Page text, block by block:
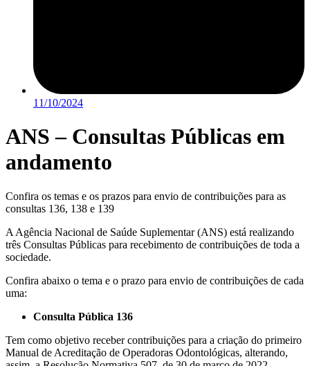
11/10/2024
ANS – Consultas Públicas em
andamento
Confira os temas e os prazos para envio de contribuições para as
consultas 136, 138 e 139
A Agência Nacional de Saúde Suplementar (ANS) está realizando
três Consultas Públicas para recebimento de contribuições de toda a
sociedade.
Confira abaixo o tema e o prazo para envio de contribuições de cada
uma:
Consulta Pública 136
Tem como objetivo receber contribuições para a criação do primeiro
Manual de Acreditação de Operadoras Odontológicas, alterando,